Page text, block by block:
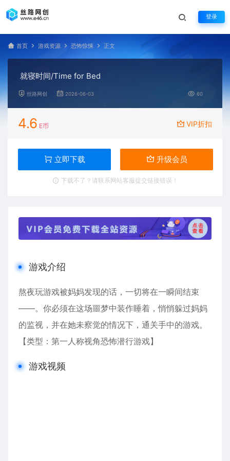
登录
首页 游戏资源 恐怖惊悚 正文
就寝时间/Time for Bed
丝路网创 2026-06-03 60
4.6 E币 VIP折扣
立即下载 升级会员
下载不了？请联系网站客服提交链接错误！
游戏介绍
熬夜玩游戏被妈妈发现的话，一切将在一瞬间结束
——。你必须在这场噩梦中装作睡着，悄悄躲过妈妈
的监视，并在她未察觉的情况下，通关手中的游戏。
【类型：第一人称视角恐怖潜行游戏】
游戏视频